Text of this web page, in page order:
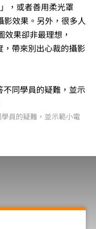
，或者善用柔光罩
影效果。另外，很多人
果卻非最理想，
帶來別出心裁的攝影
員的疑難，並示範小電